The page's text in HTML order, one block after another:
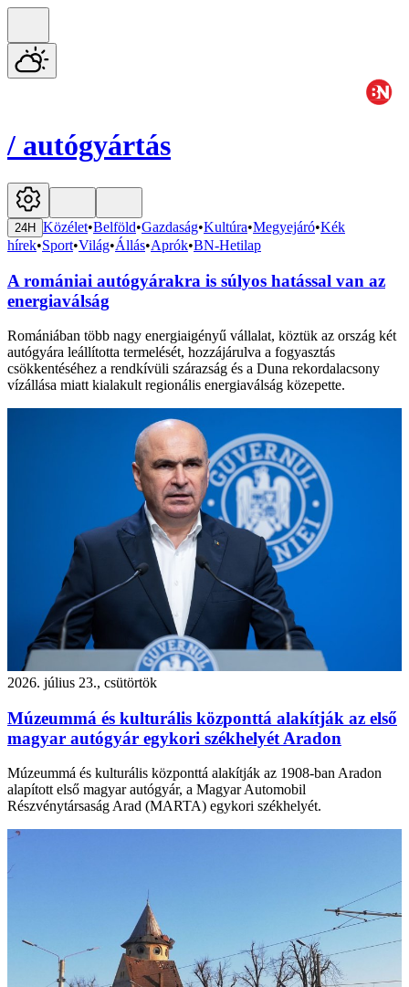
/ autógyártás
24H Közélet•Belföld•Gazdaság•Kultúra•Megyejáró•Kék
hírek•Sport•Világ•Állás•Aprók•BN-Hetilap
A romániai autógyárakra is súlyos hatással van az
energiaválság
Romániában több nagy energiaigényű vállalat, köztük az ország két
autógyára leállította termelését, hozzájárulva a fogyasztás
csökkentéséhez a rendkívüli szárazság és a Duna rekordalacsony
vízállása miatt kialakult regionális energiaválság közepette.
2026. július 23., csütörtök
Múzeummá és kulturális központtá alakítják az első
magyar autógyár egykori székhelyét Aradon
Múzeummá és kulturális központtá alakítják az 1908-ban Aradon
alapított első magyar autógyár, a Magyar Automobil
Részvénytársaság Arad (MARTA) egykori székhelyét.